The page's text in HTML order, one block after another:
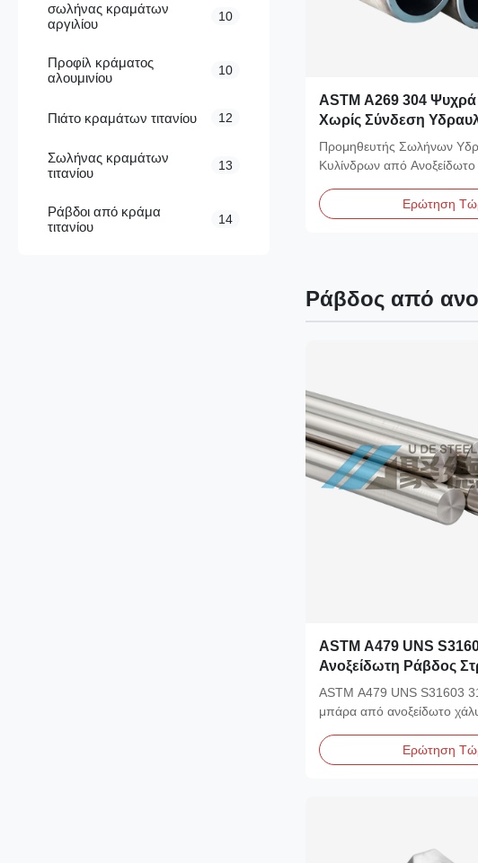
σωλήνας κραμάτων
αργιλίου
10
Προφίλ κράματος
αλουμινίου
10
Πιάτο κραμάτων τιτανίου 12
Σωλήνας κραμάτων
τιτανίου
13
Ράβδοι από κράμα
τιτανίου
14
ASTM A269 304
Χωρίς Σύνδεση
κύλινδρος από
Προμηθευτής
Προμηθευτής Σωλήνων
Κυλίνδρων από
Ερώτηση
Ράβδος από
ASTM A479 UNS
Ανοξείδωτη Ράβδος
10272 1.4404
Προμηθευτής
ASTM A479 UNS S31603
μπάρα από ανοξείδωτο
Ερώτηση